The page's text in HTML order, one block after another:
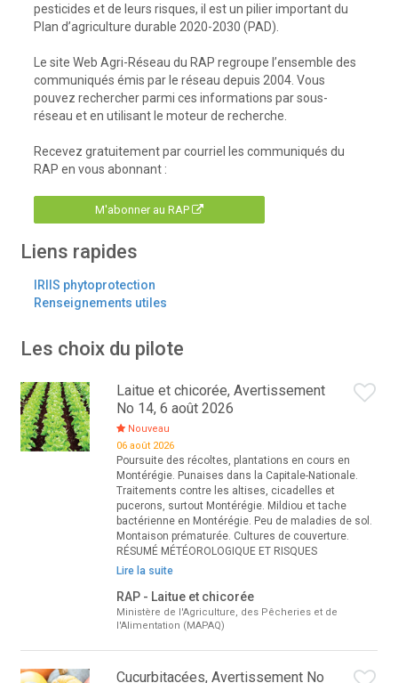
pesticides et de leurs risques, il est un pilier important du
Plan d’agriculture durable 2020-2030 (PAD).
Le site Web Agri-Réseau du RAP regroupe l’ensemble des
communiqués émis par le réseau depuis 2004. Vous
pouvez rechercher parmi ces informations par sous-
réseau et en utilisant le moteur de recherche.
Recevez gratuitement par courriel les communiqués du
RAP en vous abonnant :
M'abonner au RAP
Liens rapides
IRIIS phytoprotection
Renseignements utiles
Les choix du pilote
Laitue et chicorée, Avertissement
No 14, 6 août 2026
Nouveau
06 août 2026
Poursuite des récoltes, plantations en cours en
Montérégie. Punaises dans la Capitale-Nationale.
Traitements contre les altises, cicadelles et
pucerons, surtout Montérégie. Mildiou et tache
bactérienne en Montérégie. Peu de maladies de sol.
Montaison prématurée. Cultures de couverture.
RÉSUMÉ MÉTÉOROLOGIQUE ET RISQUES
Lire la suite
RAP - Laitue et chicorée
Ministère de l'Agriculture, des Pêcheries et de
l'Alimentation (MAPAQ)
Cucurbitacées, Avertissement No